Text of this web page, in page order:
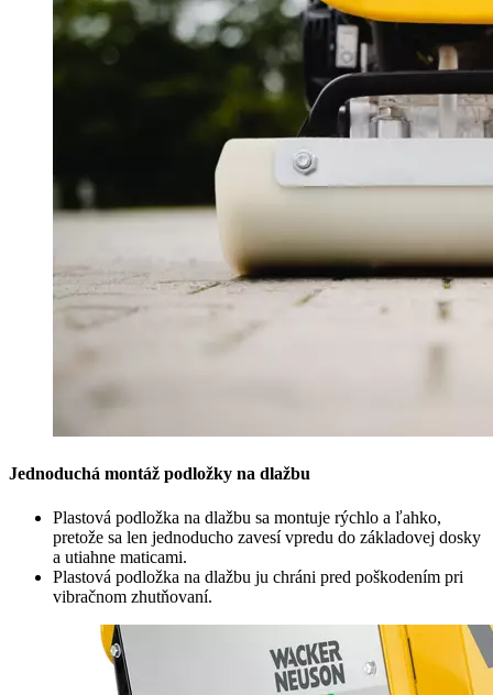
Jednoduchá montáž podložky na dlažbu
Plastová podložka na dlažbu sa montuje rýchlo a ľahko,
pretože sa len jednoducho zavesí vpredu do základovej dosky
a utiahne maticami.
Plastová podložka na dlažbu ju chráni pred poškodením pri
vibračnom zhutňovaní.